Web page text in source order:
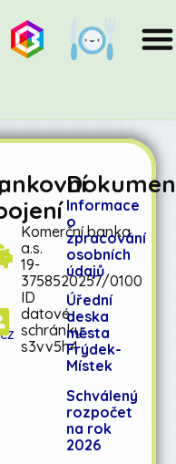
Komerční banka
a.s.
19-
3758520257/0100
ID
datové
schránky:
s3vv5h4
Informace
o
zpracování
osobních
údajů
Úřední
deska
města
Frýdek-
Místek
Schválený
rozpočet
na rok
2026